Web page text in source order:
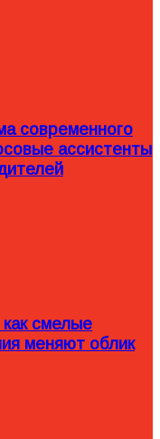
современного
ассистенты
как смелые
меняют облик